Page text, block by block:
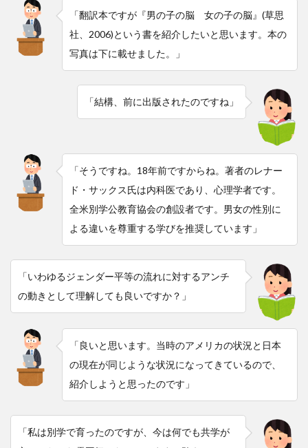
「翻訳本ですが『男の子の脳 女の子の脳』(草思
社、2006)という書を紹介したいと思います。本の
写真は下に載せました。」
「結構、前に出版されたのですね」
「そうですね。18年前ですからね。著者のレナー
ド・サックス氏は内科医であり、心理学者です。
全米別学公教育協会の創設者です。男女の性別に
よる違いを尊重する学びを推奨しています」
「いわゆるジェンダー平等の流れに対するアンチ
の動きとして理解しても良いですか？」
「良いと思います。当時のアメリカの状況と日本
の現在が同じような状況になってきているので、
紹介しようと思ったのです」
「私は別学で育ったのですが、今は何でも共学が